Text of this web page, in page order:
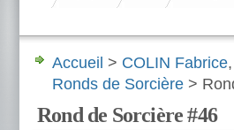
Accueil > COLIN Fabrice,
Ronds de Sorcière >
Rond de Sorcière #46